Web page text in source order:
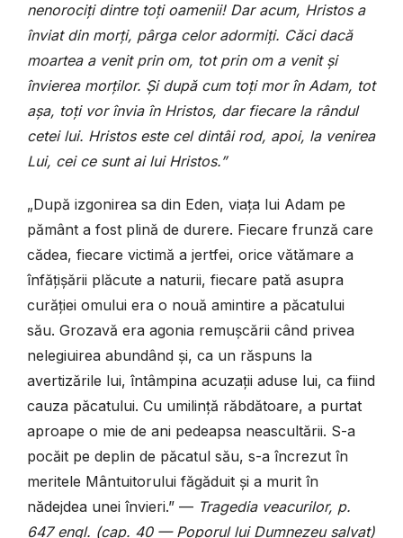
nenorociți dintre toți oamenii! Dar acum, Hristos a
înviat din morți, pârga celor adormiți. Căci dacă
moartea a venit prin om, tot prin om a venit și
învierea morților. Și după cum toți mor în Adam, tot
așa, toți vor învia în Hristos, dar fiecare la rândul
cetei lui. Hristos este cel dintâi rod, apoi, la venirea
Lui, cei ce sunt ai lui Hristos.”
„După izgonirea sa din Eden, viața lui Adam pe
pământ a fost plină de durere. Fiecare frunză care
cădea, fiecare victimă a jertfei, orice vătămare a
înfățișării plăcute a naturii, fiecare pată asupra
curăției omului era o nouă amintire a păcatului
său. Grozavă era agonia remușcării când privea
nelegiuirea abundând și, ca un răspuns la
avertizările lui, întâmpina acuzații aduse lui, ca fiind
cauza păcatului. Cu umilință răbdătoare, a purtat
aproape o mie de ani pedeapsa neascultării. S-a
pocăit pe deplin de păcatul său, s-a încrezut în
meritele Mântuitorului făgăduit și a murit în
nădejdea unei învieri.” — Tragedia veacurilor, p.
647 engl. (cap. 40 — Poporul lui Dumnezeu salvat)